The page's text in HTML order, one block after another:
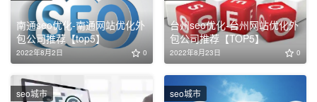
南通seo优化-南通网站优化外
包公司推荐【top5】
2022年8月2日 0
台州seo优化-台州网站优化外
包公司推荐【TOP5】
2022年8月23日 0
seo城市 seo城市